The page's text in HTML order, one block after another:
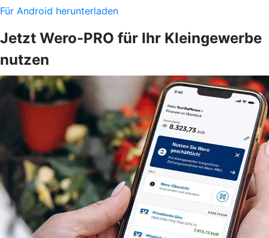
Für Android herunterladen
Jetzt Wero-PRO für Ihr Kleingewerbe
nutzen